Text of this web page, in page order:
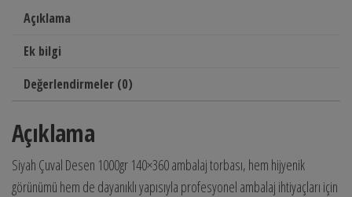
Açıklama
Ek bilgi
Değerlendirmeler (0)
Açıklama
Siyah Çuval Desen 1000gr 140×360 ambalaj torbası, hem hijyenik
görünümü hem de dayanıklı yapısıyla profesyonel ambalaj ihtiyaçları için